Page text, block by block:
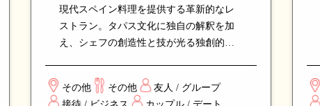
現代スペイン料理を提供する革新的なレ
ストラン。タパス文化に独自の解釈を加
え、シェフの創造性と技が光る独創的な
の伝統技法を組み合わせ、シェアスタイ
ルで楽しめる料理の数々は、新しい味の
その他 その他
友人 / グループ